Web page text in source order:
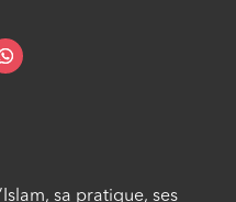
sa pratique, ses